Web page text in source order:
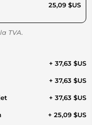
25,09 $US
TVA.
+ 37,63 $US
+ 37,63 $US
+ 37,63 $US
+ 25,09 $US